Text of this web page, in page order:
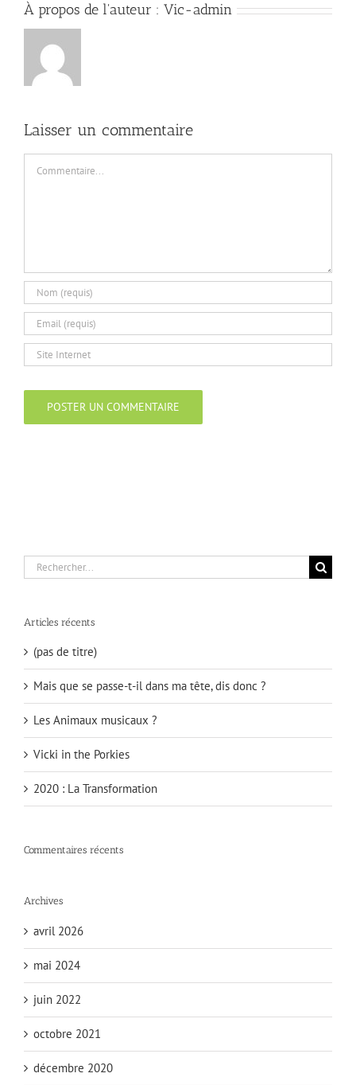
À propos de l'auteur : Vic-admin
Laisser un commentaire
Rechercher:
Articles récents
(pas de titre)
Mais que se passe-t-il dans ma tête, dis donc ?
Les Animaux musicaux ?
Vicki in the Porkies
2020 : La Transformation
Commentaires récents
Archives
avril 2026
mai 2024
juin 2022
octobre 2021
décembre 2020